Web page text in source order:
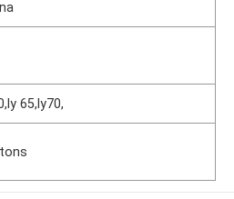
65,ly70,